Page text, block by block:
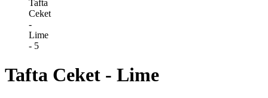
Tafta Ceket - Lime